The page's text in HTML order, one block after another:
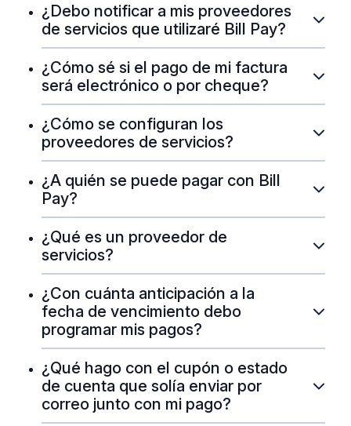
¿Debo notificar a mis proveedores
de servicios que utilizaré Bill Pay?
¿Cómo sé si el pago de mi factura
será electrónico o por cheque?
¿Cómo se configuran los
proveedores de servicios?
¿A quién se puede pagar con Bill
Pay?
¿Qué es un proveedor de
servicios?
¿Con cuánta anticipación a la
fecha de vencimiento debo
programar mis pagos?
¿Qué hago con el cupón o estado
de cuenta que solía enviar por
correo junto con mi pago?